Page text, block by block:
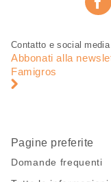
Piè
pagina
Navigazione
pagina
Contatto e social media
Abbonati alla
Famigros
Pagine preferite
Domande frequenti